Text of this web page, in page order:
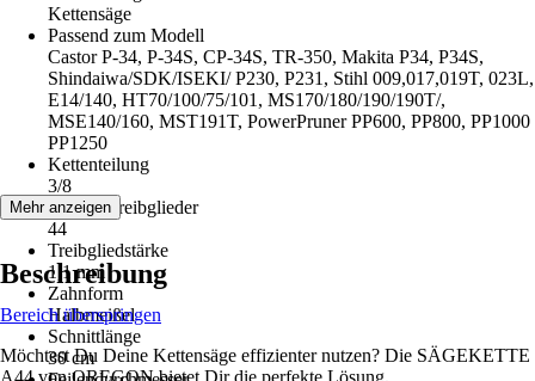
Kettensäge
Passend zum Modell
Castor P-34, P-34S, CP-34S, TR-350, Makita P34, P34S,
Shindaiwa/SDK/ISEKI/ P230, P231, Stihl 009,017,019T, 023L,
E14/140, HT70/100/75/101, MS170/180/190/190T/,
MSE140/160, MST191T, PowerPruner PP600, PP800, PP1000
PP1250
Kettenteilung
3/8
Anzahl Treibglieder
44
Treibgliedstärke
1,1 mm
Zahnform
Halbmeißel
Schnittlänge
30 cm
Mehr anzeigen
Beschreibung
Bereich überspringen
Möchtest Du Deine Kettensäge effizienter nutzen? Die SÄGEKETTE
A44 von OREGON bietet Dir die perfekte Lösung.